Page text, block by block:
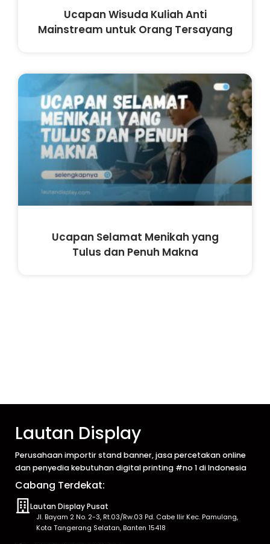
Ucapan Wisuda Kuliah Anti
Mainstream untuk Orang Tersayang
Ucapan Selamat Menikah yang
Tulus dan Penuh Makna
Lautan Display
Perusahaan importir stand banner, jasa percetakan online
dan penyedia kebutuhan digital printing #no 1 di Indonesia
Cabang Terdekat:
Lautan Display Pusat
Jl. Bayam 2 No. 2-3, Rt.03/Rw.03 Pd. Cabe Ilir Kec. Pamulang,
Kota Tangerang Selatan, Banten 15418